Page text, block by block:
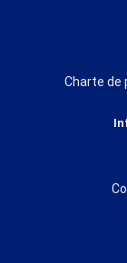
Charte de